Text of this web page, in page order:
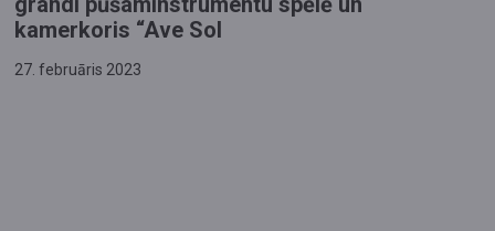
kamerkoris “Ave Sol
27. februāris 2023